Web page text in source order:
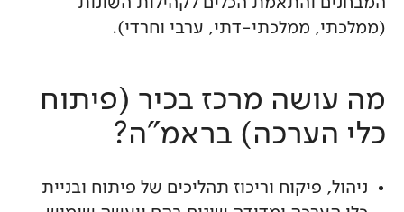
(ממלכתי, ממלכתי-דתי, ערבי וחרדי).
מה עושה מרכז בכיר (פיתוח
כלי הערכה) בראמ"ה?
ניהול, פיקוח וריכוז תהליכים של פיתוח ובניית